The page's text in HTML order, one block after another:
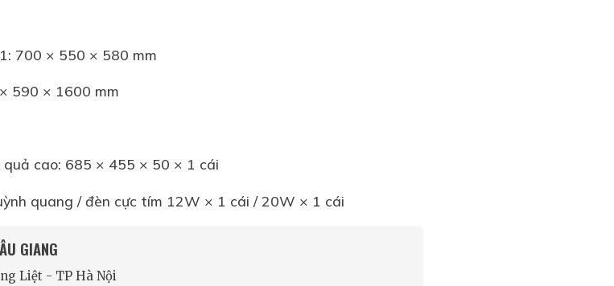
700 × 550 × 580 mm
590 × 1600 mm
cao: 685 × 455 × 50 × 1 cái
quang / đèn cực tím 12W × 1 cái / 20W × 1 cái
GIANG
Liệt - TP Hà Nội